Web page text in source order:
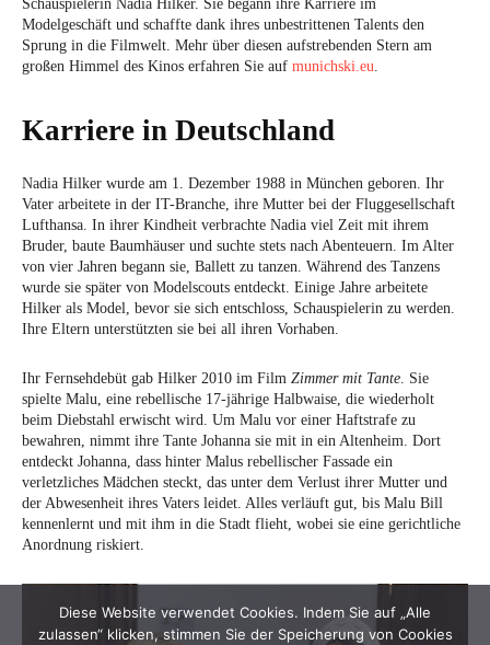
Diese Website verwendet Cookies. Indem Sie auf „Alle
zulassen“ klicken, stimmen Sie der Speicherung von Cookies